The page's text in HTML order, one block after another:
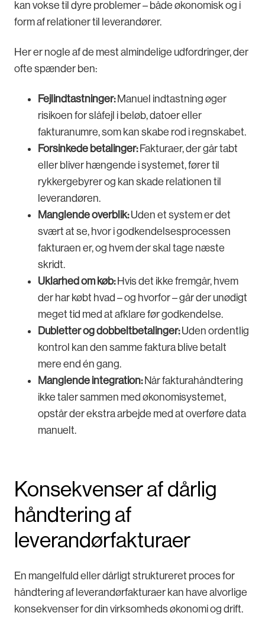
kan vokse til dyre problemer – både økonomisk og i
form af relationer til leverandører.
Her er nogle af de mest almindelige udfordringer, der
ofte spænder ben:
Fejlindtastninger:Manuel indtastning øger
risikoen for slåfejl i beløb, datoer eller
fakturanumre, som kan skabe rod i regnskabet.
Forsinkede betalinger:Fakturaer, der går tabt
eller bliver hængende i systemet, fører til
rykkergebyrer og kan skade relationen til
leverandøren.
Manglende overblik:Uden et system er det
svært at se, hvor i godkendelsesprocessen
fakturaen er, og hvem der skal tage næste
skridt.
Uklarhed om køb:Hvis det ikke fremgår, hvem
der har købt hvad – og hvorfor – går der unødigt
meget tid med at afklare før godkendelse.
Dubletter og dobbeltbetalinger:Uden ordentlig
kontrol kan den samme faktura blive betalt
mere end én gang.
Manglende integration:Når fakturahåndtering
ikke taler sammen med økonomisystemet,
opstår der ekstra arbejde med at overføre data
manuelt.
Konsekvenser af dårlig
håndtering af
leverandørfakturaer
En mangelfuld eller dårligt struktureret proces for
håndtering af leverandørfakturaer kan have alvorlige
konsekvenser for din virksomheds økonomi og drift.